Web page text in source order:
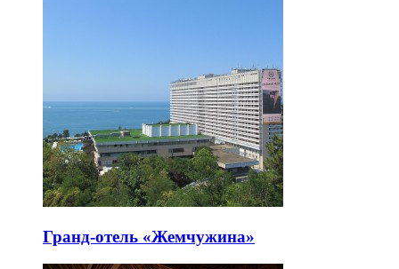
Гранд-отель «Жемчужина»